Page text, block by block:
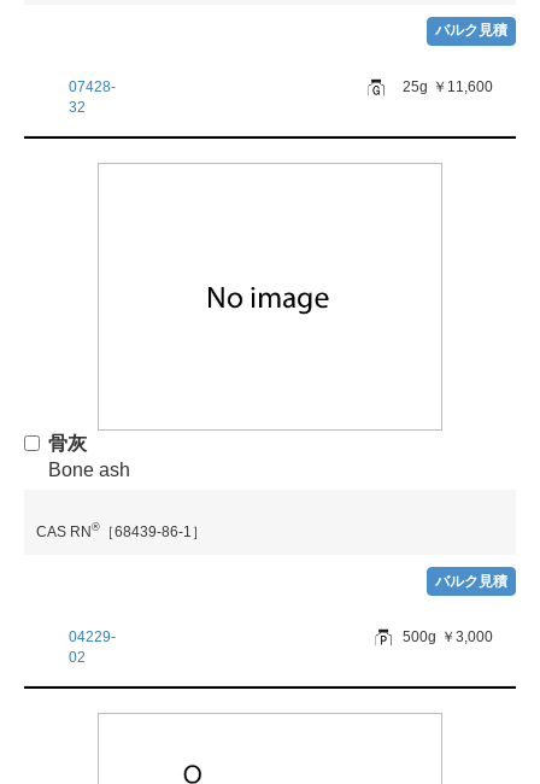
バルク見積
07428-
32
25g ￥11,600
骨灰
Bone ash
CAS RN ® ［68439-86-1］
バルク見積
04229-
02
500g ￥3,000